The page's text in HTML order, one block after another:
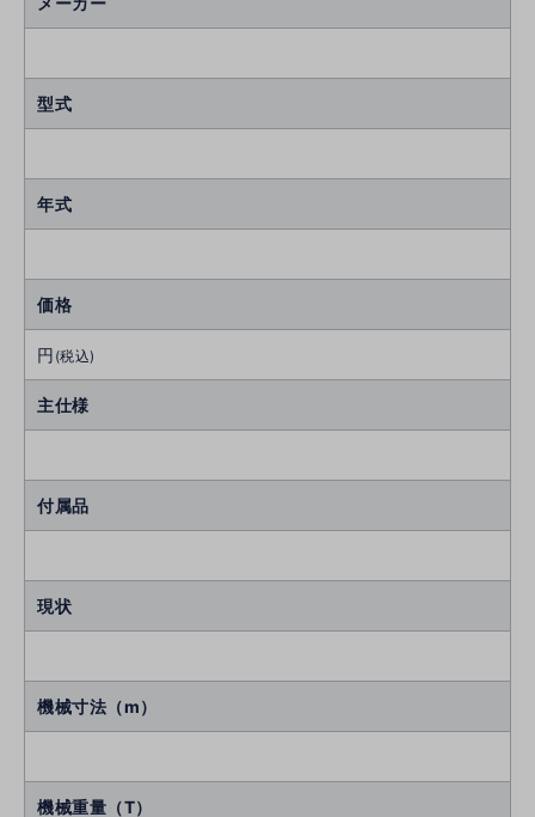
型式
年式
価格
円 (税込)
主仕様
付属品
現状
機械寸法（m）
機械重量（T）